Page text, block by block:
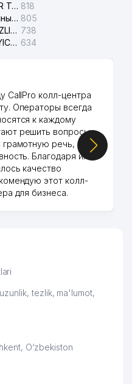
NAVOIY HUDUDIY ELEKTR TARMOQLARI KORXONASI AJ 818
Ташкентский следственный изолятор 805
ELEKTRTARMOG'I NOSOZLIKLARINI TO'ZATISH SERGELI XIZMATI 738
FUQAROLIK ISHLARI BO'YICHA UCH-TEPA TUMANI SUDI 634
CallPro колл-центра
Операторы всегда
к каждому
решить вопросы.
грамотную речь,
Благодаря их
качество
этот колл-
для бизнеса.
tezlik, ma'lumot,
O‘zbekiston